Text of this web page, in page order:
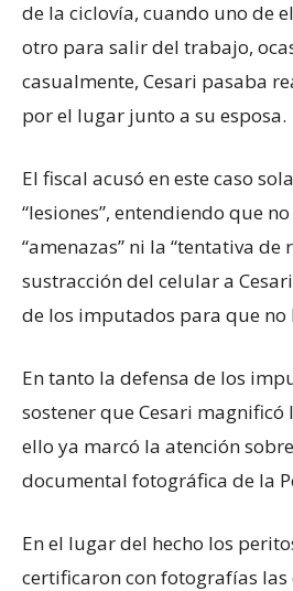
de la ciclovía, cuando uno de
otro para salir del trabajo,
casualmente, Cesari pasaba
por el lugar junto a su esposa.
El fiscal acusó en este caso
“lesiones”, entendiendo que
“amenazas” ni la “tentativa de
sustracción del celular a
de los imputados para que
En tanto la defensa de los
sostener que Cesari
ello ya marcó la atención
documental fotográfica de la
En el lugar del hecho los
certificaron con fotografías las